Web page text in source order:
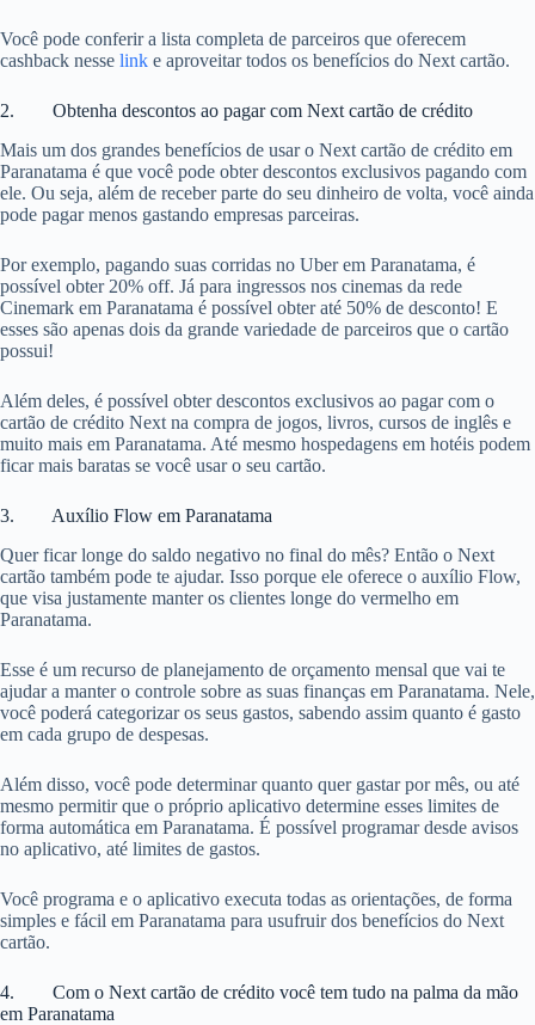
Você pode conferir a lista completa de parceiros que oferecem
cashback nesse link e aproveitar todos os benefícios do Next cartão.
2. Obtenha descontos ao pagar com Next cartão de crédito
Mais um dos grandes benefícios de usar o Next cartão de crédito em
Paranatama é que você pode obter descontos exclusivos pagando com
ele. Ou seja, além de receber parte do seu dinheiro de volta, você ainda
pode pagar menos gastando empresas parceiras.
Por exemplo, pagando suas corridas no Uber em Paranatama, é
possível obter 20% off. Já para ingressos nos cinemas da rede
Cinemark em Paranatama é possível obter até 50% de desconto! E
esses são apenas dois da grande variedade de parceiros que o cartão
possui!
Além deles, é possível obter descontos exclusivos ao pagar com o
cartão de crédito Next na compra de jogos, livros, cursos de inglês e
muito mais em Paranatama. Até mesmo hospedagens em hotéis podem
ficar mais baratas se você usar o seu cartão.
3. Auxílio Flow em Paranatama
Quer ficar longe do saldo negativo no final do mês? Então o Next
cartão também pode te ajudar. Isso porque ele oferece o auxílio Flow,
que visa justamente manter os clientes longe do vermelho em
Paranatama.
Esse é um recurso de planejamento de orçamento mensal que vai te
ajudar a manter o controle sobre as suas finanças em Paranatama. Nele,
você poderá categorizar os seus gastos, sabendo assim quanto é gasto
em cada grupo de despesas.
Além disso, você pode determinar quanto quer gastar por mês, ou até
mesmo permitir que o próprio aplicativo determine esses limites de
forma automática em Paranatama. É possível programar desde avisos
no aplicativo, até limites de gastos.
Você programa e o aplicativo executa todas as orientações, de forma
simples e fácil em Paranatama para usufruir dos benefícios do Next
cartão.
4. Com o Next cartão de crédito você tem tudo na palma da mão
em Paranatama